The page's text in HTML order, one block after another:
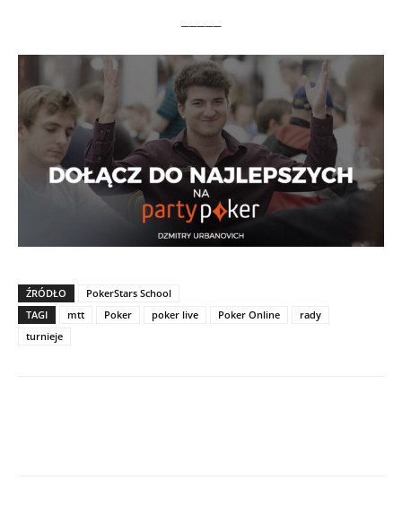
ŹRÓDŁO
PokerStars School
TAGI
mtt Poker poker live Poker Online
rady
turnieje